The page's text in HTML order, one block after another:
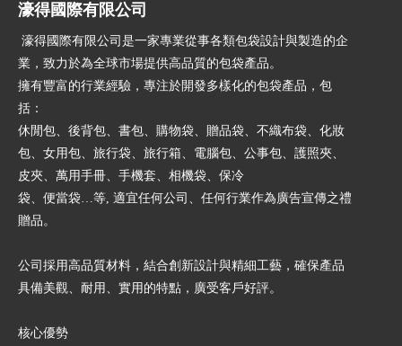
濠得國際有限公司
濠得國際有限公司是一家專業從事各類包袋設計與製造的企
業，致力於為全球市場提供高品質的包袋產品。
擁有豐富的行業經驗，專注於開發多樣化的包袋產品，包
括：
休閒包、後背包、書包、購物袋、贈品袋、不織布袋、化妝
包、女用包、旅行袋、旅行箱、電腦包、公事包、護照夾、
皮夾、萬用手冊、手機套、相機袋、保冷
袋、便當袋…等, 適宜任何公司、任何行業作為廣告宣傳之禮
贈品。
公司採用高品質材料，結合創新設計與精細工藝，確保產品
具備美觀、耐用、實用的特點，廣受客戶好評。
核心優勢